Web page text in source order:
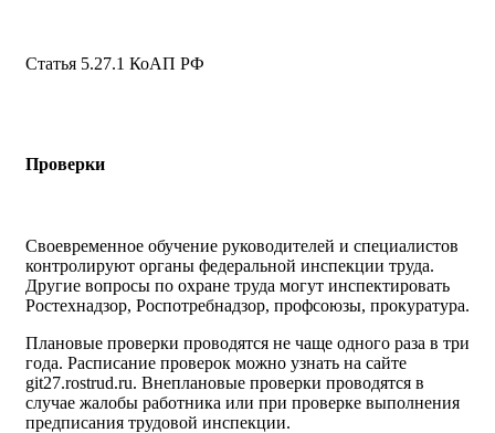
Статья 5.27.1 КоАП РФ
Проверки
Своевременное обучение руководителей и специалистов
контролируют органы федеральной инспекции труда.
Другие вопросы по охране труда могут инспектировать
Ростехнадзор, Роспотребнадзор, профсоюзы, прокуратура.
Плановые проверки проводятся не чаще одного раза в три
года. Расписание проверок можно узнать на сайте
git27.rostrud.ru. Внеплановые проверки проводятся в
случае жалобы работника или при проверке выполнения
предписания трудовой инспекции.